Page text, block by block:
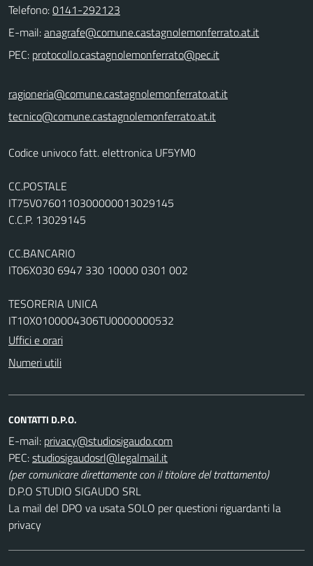
Telefono:0141-292123
E-mail:
PEC:
ragioneria@comune.castagnolemonferrato.at.it
tecnico@comune.castagnolemonferrato.at.it
Codice univoco fatt. elettronica UF5YM0
CC.POSTALE
IT75V0760110300000013029145
C.C.P. 13029145
CC.BANCARIO
IT06X030 6947 330 10000 0301 002
TESORERIA UNICA
IT10X0100004306TU0000000532
Uffici e orari
Numeri utili
CONTATTI D.P.O.
E-mail:
PEC:
(per comunicare direttamente con il titolare del trattamento)
D.P.O STUDIO SIGAUDO SRL
La mail del DPO va usata SOLO per questioni riguardanti la
privacy